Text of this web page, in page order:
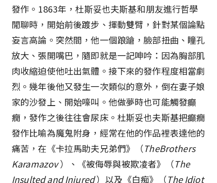
發作。1863年，杜斯妥也夫斯基和朋友進行哲學
閒聊時，開始前後踱步、揮動雙臂，針對某個論點
妄言高論。突然間，他一個踉蹌，臉部扭曲、瞳孔
放大、張開嘴巴，隨即就是一記呻吟：因為胸部肌
肉收縮迫使他吐出氣體。接下來的發作程度相當劇
烈。幾年後他又發生一次類似的意外，倒在妻子娘
家的沙發上、開始嚎叫。他做夢時也可能觸發癲
癇，發作之後往往會尿床。杜斯妥也夫斯基把癲癇
發作比喻為魔鬼附身，經常在他的作品裡表達他的
痛苦，在《卡拉馬助夫兄弟們》（TheBrothers
Karamazov）、《被侮辱與被欺凌者》（The
Insulted and Injured）以及《白痴》（The Idiot